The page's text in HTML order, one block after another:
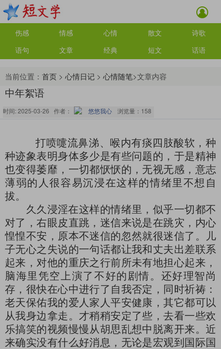
伤感 情感 心情 散文
诗歌
语句
文章 经典 短文 话语
当前位置： 首页 > 心情日记 > 心情随笔>文章内容
中年絮语
时间: 2025-03-26 作者： 悠悠我心 浏览量： 158
打喷嚏流鼻涕、喉内有痰四肢酸软，种
种迹象表明身体多少是有些问题的，于是精神
也变得萎靡，一切都恹恹的，无视无感，意志
薄弱的人很容易沉浸在这样的情绪里不想自
拔。
久久浸淫在这样的情绪里，似乎一切都不
对了，右眼皮直跳，迷信来说是在跳灾，内心
惶惶不安，原本不迷信的忽然就很迷信了。儿
子无心之失说的一句话都让我和丈夫出差联系
起来，对他的重庆之行前所未有地担心起来，
脑海里凭空上演了不好的剧情。还好理智尚
存，很快在心中进行了自我否定，同时祈祷：
老天保佑我的爱人家人平安健康，其它都可以
从我身边拿走。才稍稍安定了些，去看一些欢
乐搞笑的视频慢慢从胡思乱想中脱离开来。近
来确实没有什么好消息，无论是宏观到国际国